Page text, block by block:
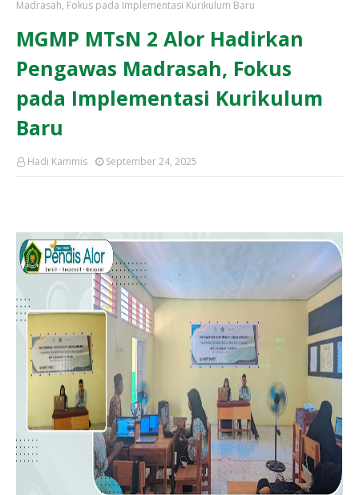
Madrasah, Fokus pada Implementasi Kurikulum Baru
MGMP MTsN 2 Alor Hadirkan
Pengawas Madrasah, Fokus
pada Implementasi Kurikulum
Baru
Hadi Kammis September 24, 2025